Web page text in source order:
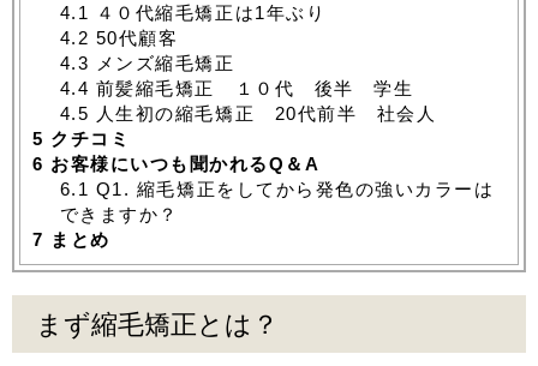
4.1
４０代縮毛矯正は1年ぶり
4.2 50代顧客
4.3 メンズ縮毛矯正
4.4 前髪縮毛矯正 １０代 後半 学生
4.5 人生初の縮毛矯正 20代前半 社会人
5 クチコミ
6 お客様にいつも聞かれるQ＆A
6.1 Q1. 縮毛矯正をしてから発色の強いカラーは
できますか？
7 まとめ
まず縮毛矯正とは？